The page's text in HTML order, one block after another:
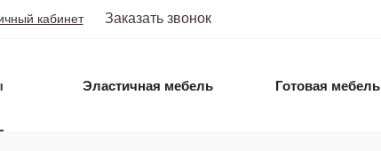
кабинет Заказать звонок
Эластичная мебель Готовая мебель